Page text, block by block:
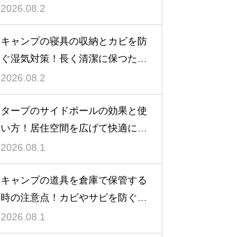
に美味しく
2026.08.2
キャンプの寝具の収納とカビを防
ぐ湿気対策！長く清潔に保つため
の手入れ
2026.08.2
タープのサイドポールの効果と使
い方！居住空間を広げて快適に過
ごす技
2026.08.1
キャンプの道具を倉庫で保管する
時の注意点！カビやサビを防ぐお
手入れ
2026.08.1